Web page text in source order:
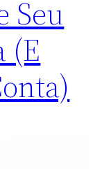
Seu
(E